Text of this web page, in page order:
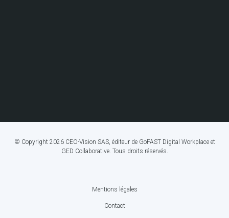
© Copyright 2026 CEO-Vision SAS, éditeur de GoFAST Digital Workplace et
GED Collaborative. Tous droits réservés.
Mentions légales
Contact